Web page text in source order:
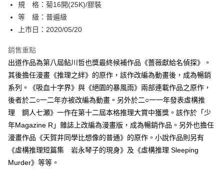
【「AFTEE先享後付」結帳流程】
１．於結帳方式選擇「AFTEE先享後付」後，將跳轉至「AFTEE先享後付」
結帳頁面，進行簡訊認證並確認金額後，即可完成結帳。
２．訂單成立數日內，您將收到繳費通知簡訊。
ATM／網路銀行／等多元方式進行付款，方視為交易完成。
※ 請注意：結帳手續完成當下不需立刻繳費，但若您需要取消訂單，請聯絡
購買商品的店家。未經商家同意取消之訂單仍視為有效，需透過AFTEE先享
後付繳納相關費用。
※ 交易是否成功請以「AFTEE先享後付 」之結帳頁面顯示為準，若有關於
是否繳費成功／繳費後需取消欲退款等相關疑問，請聯繫「AFTEE先享後付
【注意事項】
１．透過由恩沛科技股份有限公司提供之「AFTEE先享後付」服務完成之交
易，需依本服務之必要範圍內提供個人資料，並將交易相關給付款項請求債
權轉讓予恩沛科技股份有限公司。
２．關於個人資料處理事宜，請瀏覽以下網址：
每筆NT$80，滿NT$500(含以上)免運費
付款後全家取貨
每筆NT$80，滿NT$500(含以上)免運費
付款後萊爾富取貨
每筆NT$80，滿NT$500(含以上)免運費
7-11取貨付款
每筆NT$80，滿NT$500(含以上)免運費
付款後7-11取貨
每筆NT$80，滿NT$500(含以上)免運費
規 格：菊16開(25K)/膠裝
等 級：普遍級
上市日：2020/05/20
銷售重點
出道作品為第八屆鲇川哲也獎最終候補作品《薔薇獻給名偵探》。
其後擔任漫畫《推理之絆》的原作，該作改編為動畫後，成為暢銷
系列。《吸血十字界》與《絕園的暴風雨》兩部連載作品之原作，
後者於二○一二年亦被改編為動畫。另外於二○一一年發表虛構推
理 鋼人七瀬》一作在第十二屆本格推理大賞中獲獎。該作於「少
年Magazine R」雜誌上改編為漫畫版，成為暢銷作品。另外也擔任
漫畫作品《天賀井同學比想像的普通》的原作。小說作品則另有
《虛構推理短篇集 岩永琴子的現身》及《虛構推理 Sleeping
Murder》等等。